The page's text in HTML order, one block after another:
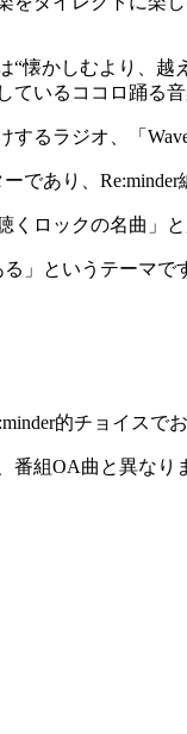
“懐かしむより、
ているココロ踊る
るラジオ、「
であり、
くロックの名曲」
」というテーマで
的チョイスで
番組OA曲と異なり